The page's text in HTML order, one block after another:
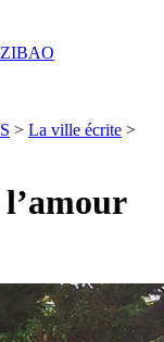
> La ville écrite >